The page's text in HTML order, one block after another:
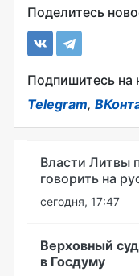
Поделитесь
Подпишитесь на
Telegram,
Власти Литвы
говорить на
сегодня, 17:47
Верховный
в Госдуму